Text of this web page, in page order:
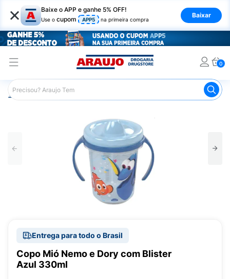
× Baixe o APP e ganhe 5% OFF!
Use o cupom APP5 na primeira compra
Baixar
0
Araujo Infantil Acessórios para Alimentação Infantil
Entrega para todo o Brasil
Copo Mió Nemo e Dory com Blister
Azul 330ml